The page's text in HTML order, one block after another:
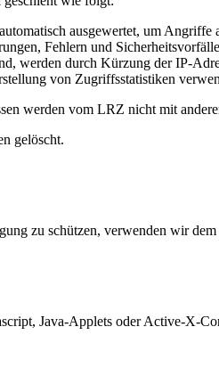
ausgewertet, um Angriffe
Fehlern und
werden durch Kürzung der IP-
von Zugriffsstatistiken
werden vom LRZ nicht mit
gelöscht.
zu schützen, verwenden wir
Java-Applets oder Active-X-